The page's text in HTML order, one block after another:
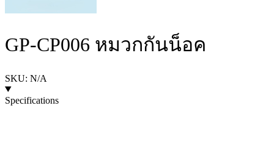
GP-CP006 หมวกกันน็อค
SKU: N/A
Specifications